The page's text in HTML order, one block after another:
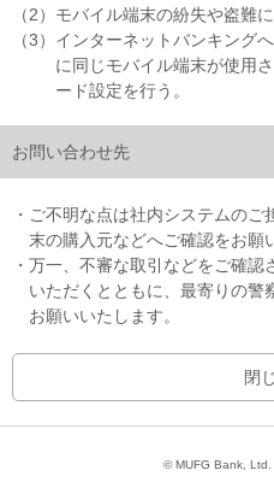
（2）モバイル端末の紛失や盗難に
（3）インターネットバンキング
に同じモバイル端末が使用
ード設定を行う。
お問い合わせ先
・ご不明な点は社内システムの
末の購入元などへご確認をお願
・万一、不審な取引などをご確
いただくとともに、最寄りの警
お願いいたします。
© MUFG Bank, Ltd.